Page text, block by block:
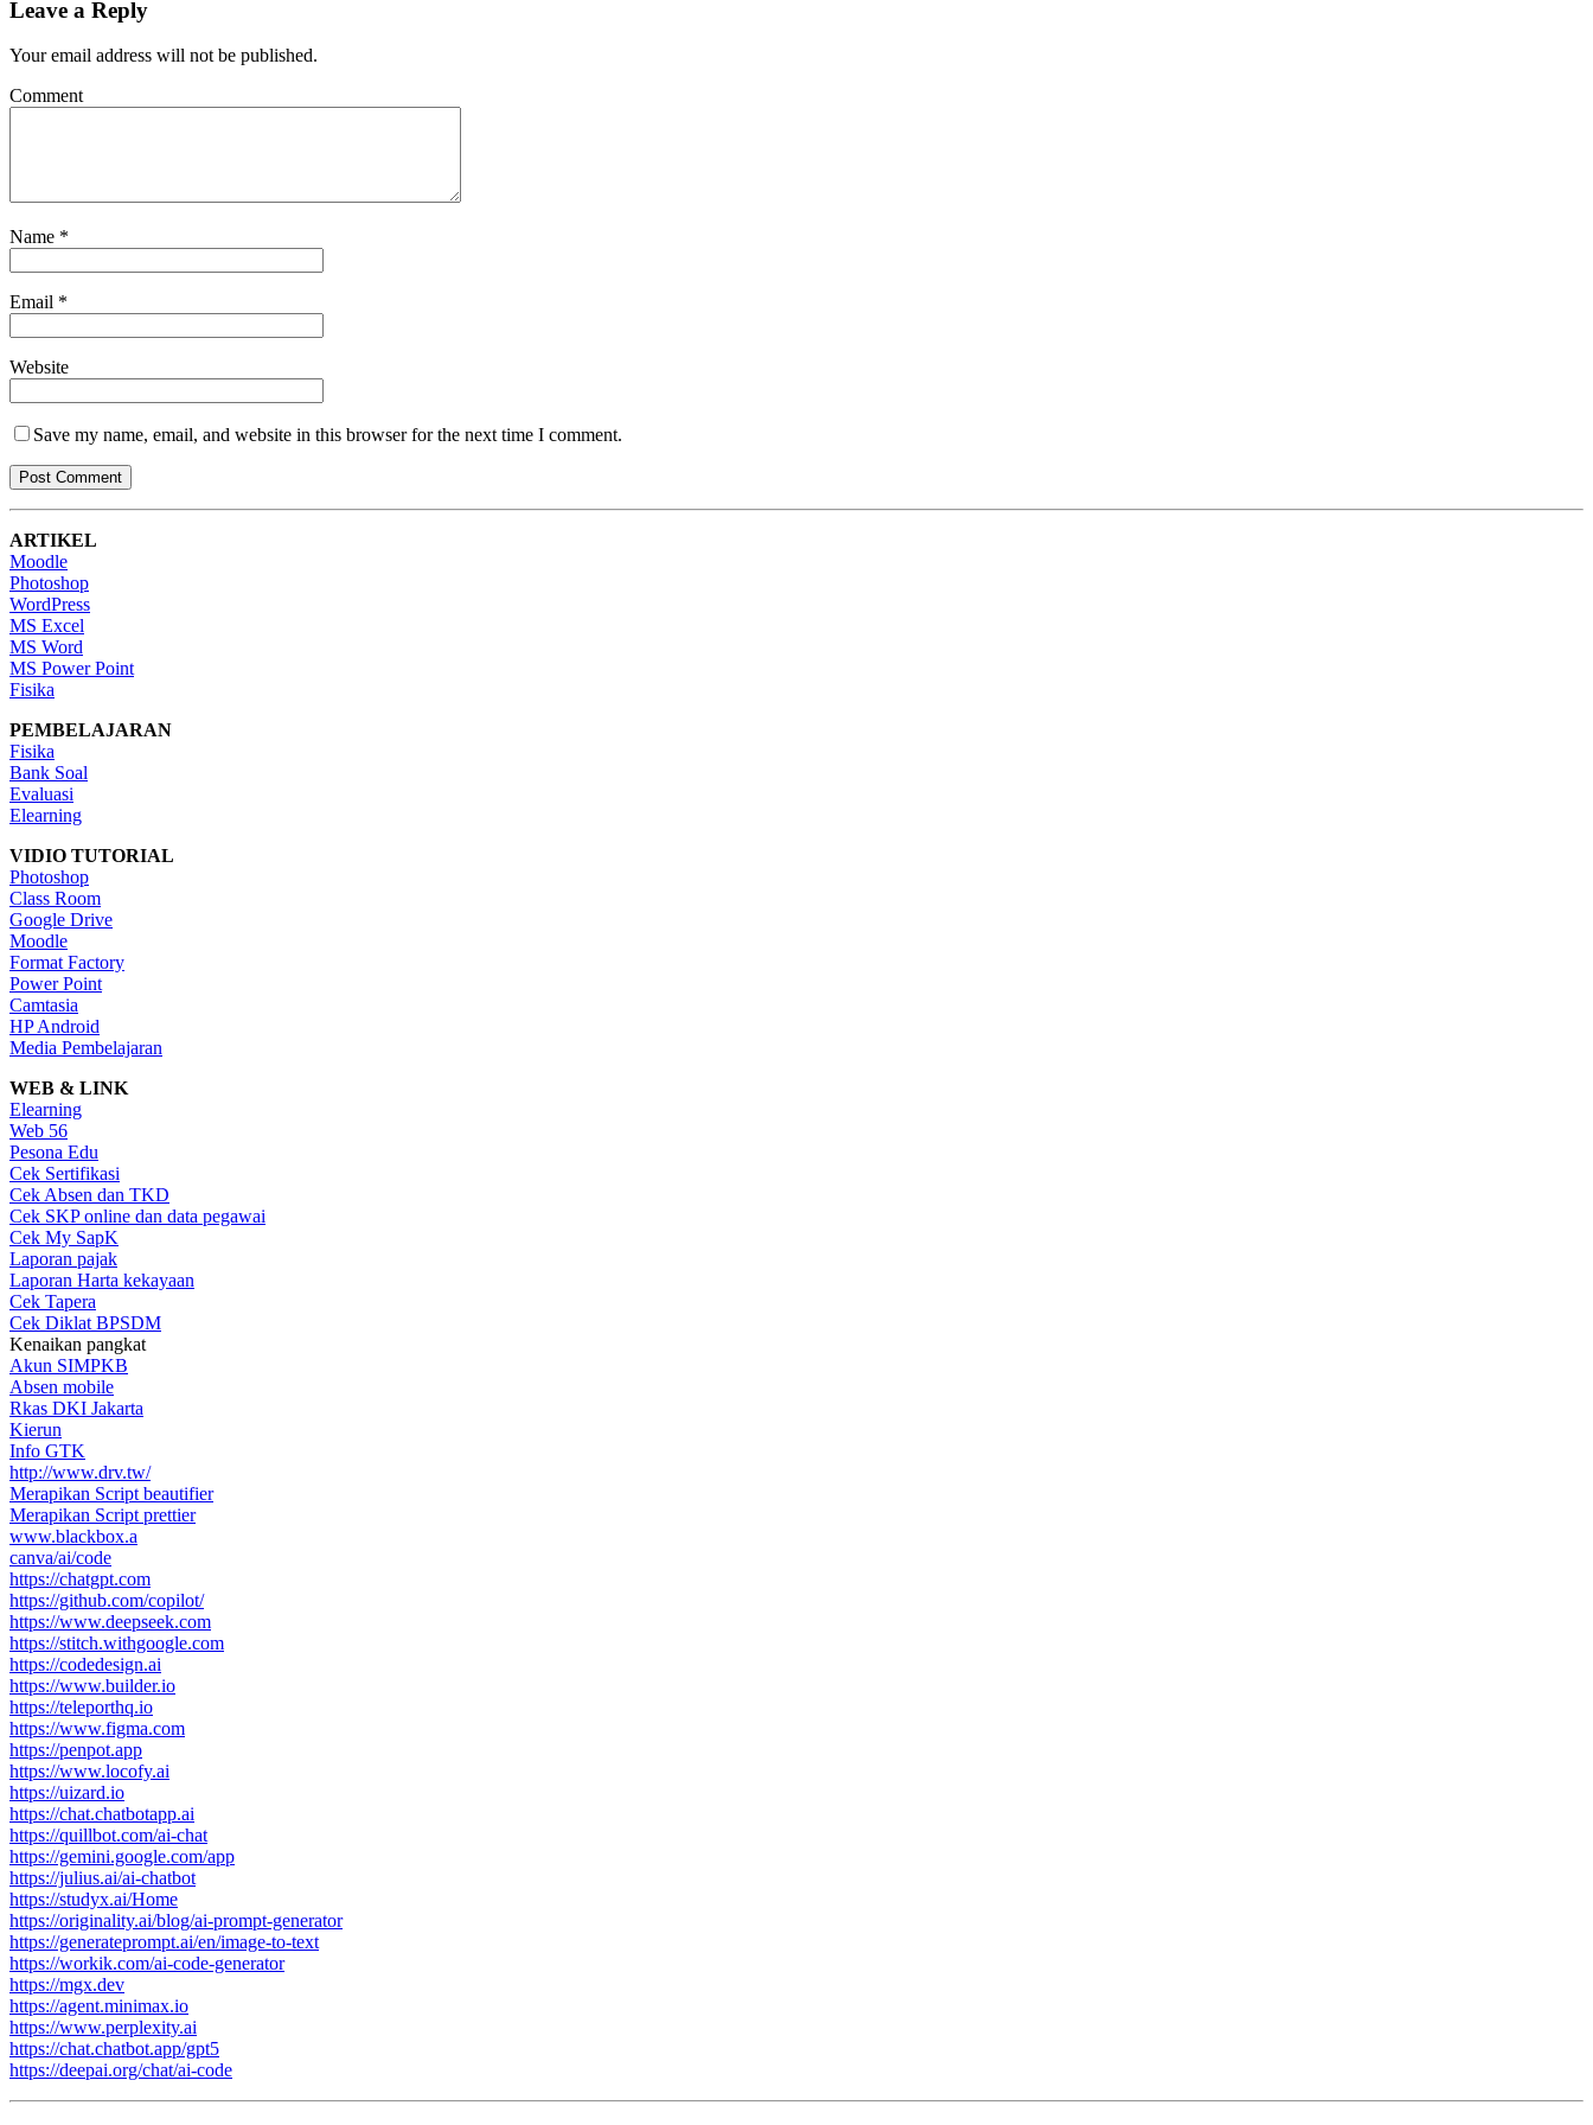
Leave a Reply
Your email address will not be published.
Comment
Name *
Email *
Website
Save my name, email, and website in this browser for the next time I comment.
ARTIKEL
Moodle
Photoshop
WordPress
MS Excel
MS Word
MS Power Point
Fisika
PEMBELAJARAN
Fisika
Bank Soal
Evaluasi
Elearning
VIDIO TUTORIAL
Photoshop
Class Room
Google Drive
Moodle
Format Factory
Power Point
Camtasia
HP Android
Media Pembelajaran
WEB & LINK
Elearning
Web 56
Pesona Edu
Cek Sertifikasi
Cek Absen dan TKD
Cek SKP online dan data pegawai
Cek My SapK
Laporan pajak
Laporan Harta kekayaan
Cek Tapera
Cek Diklat BPSDM
Kenaikan pangkat
Akun SIMPKB
Absen mobile
Rkas DKI Jakarta
Kierun
Info GTK
http://www.drv.tw/
Merapikan Script beautifier
Merapikan Script prettier
www.blackbox.a
canva/ai/code
https://chatgpt.com
https://github.com/copilot/
https://www.deepseek.com
https://stitch.withgoogle.com
https://codedesign.ai
https://www.builder.io
https://teleporthq.io
https://www.figma.com
https://penpot.app
https://www.locofy.ai
https://uizard.io
https://chat.chatbotapp.ai
https://quillbot.com/ai-chat
https://gemini.google.com/app
https://julius.ai/ai-chatbot
https://studyx.ai/Home
https://originality.ai/blog/ai-prompt-generator
https://generateprompt.ai/en/image-to-text
https://workik.com/ai-code-generator
https://mgx.dev
https://agent.minimax.io
https://www.perplexity.ai
https://chat.chatbot.app/gpt5
https://deepai.org/chat/ai-code